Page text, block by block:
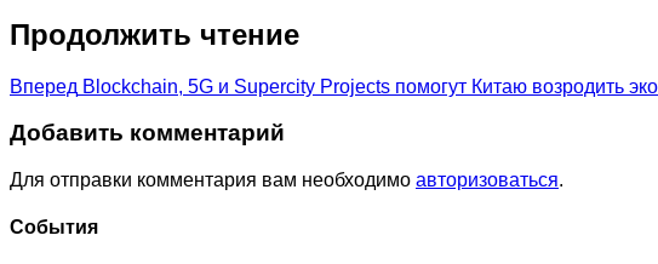
Продолжить чтение
Вперед Blockchain, 5G и Supercity Projects помогут Китаю возродить
Добавить комментарий
Для отправки комментария вам необходимо авторизоваться.
Cобытия